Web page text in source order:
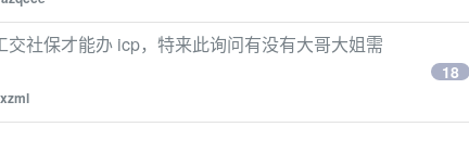
社保才能办 icp，特来此询问有没有大哥大姐需
18